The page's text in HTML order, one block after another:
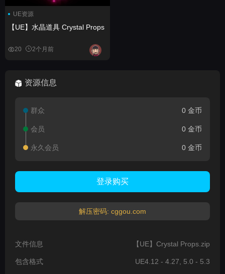
UE资源
【UE】水晶道具 Crystal Props
20 2个月前
资源信息
群众 0 金币
会员 0 金币
永久会员 0 金币
登录购买
解压密码: cggou.com
文件信息 【UE】Crystal Props.zip
包含格式 UE4.12 - 4.27, 5.0 - 5.3